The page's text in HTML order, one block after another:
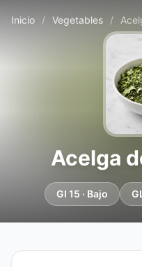
Inicio / Vegetables / Acelga
Acelga
GI 15 · Bajo